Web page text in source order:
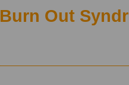
Burn Out